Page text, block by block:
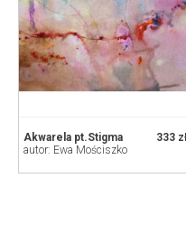
333
Akwarela pt.Stigma
autor: Ewa Mościszko